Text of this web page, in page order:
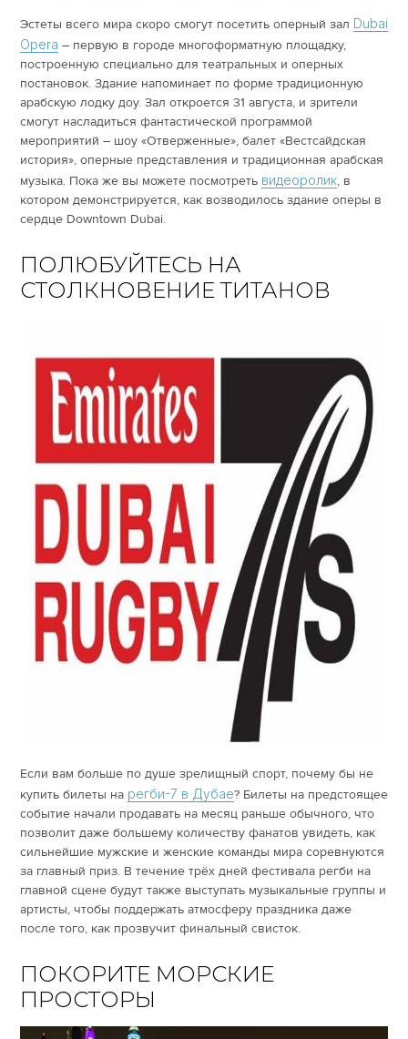
Эстеты всего мира скоро смогут посетить оперный зал Dubai
Opera – первую в городе многоформатную площадку,
построенную специально для театральных и оперных
постановок. Здание напоминает по форме традиционную
арабскую лодку доу. Зал откроется 31 августа, и зрители
смогут насладиться фантастической программой
мероприятий – шоу «Отверженные», балет «Вестсайдская
история», оперные представления и традиционная арабская
музыка. Пока же вы можете посмотреть видеоролик, в
котором демонстрируется, как возводилось здание оперы в
сердце Downtown Dubai.
ПОЛЮБУЙТЕСЬ НА
СТОЛКНОВЕНИЕ ТИТАНОВ
Если вам больше по душе зрелищный спорт, почему бы не
купить билеты на регби-7 в Дубае? Билеты на предстоящее
событие начали продавать на месяц раньше обычного, что
позволит даже большему количеству фанатов увидеть, как
сильнейшие мужские и женские команды мира соревнуются
за главный приз. В течение трёх дней фестивала регби на
главной сцене будут также выступать музыкальные группы и
артисты, чтобы поддержать атмосферу праздника даже
после того, как прозвучит финальный свисток.
ПОКОРИТЕ МОРСКИЕ
ПРОСТОРЫ